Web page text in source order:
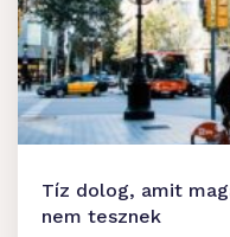
Tíz dolog, amit
nem tesznek